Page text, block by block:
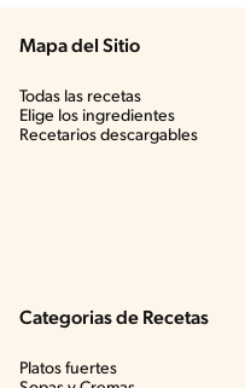
Mapa del Sitio
Todas las recetas
Elige los ingredientes
Recetarios descargables
Categorias de Recetas
Platos fuertes